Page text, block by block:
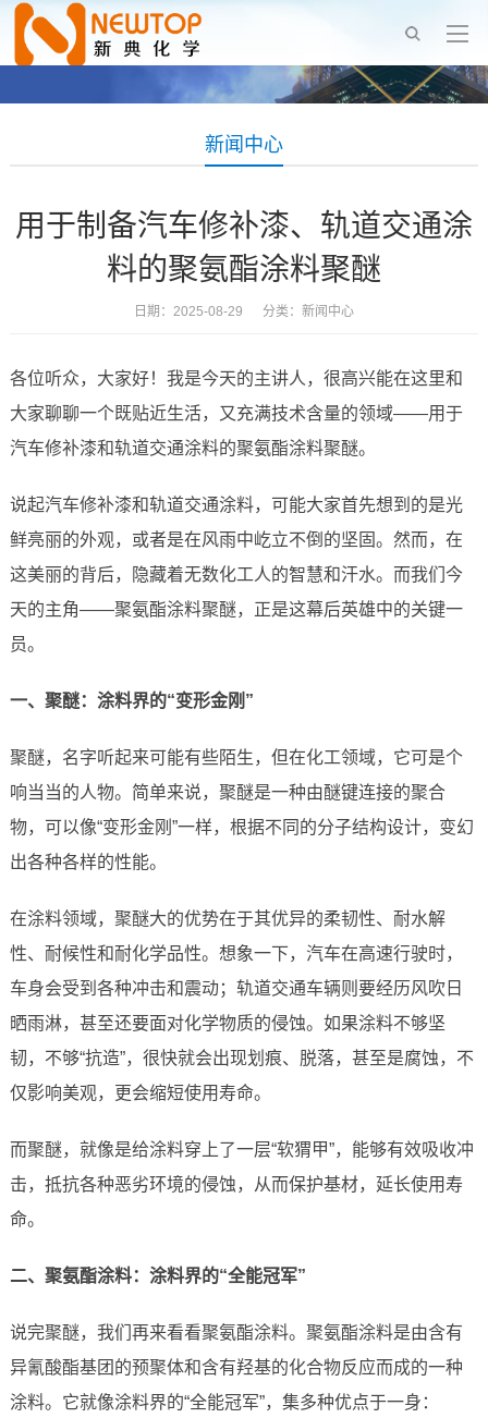
新闻中心
用于制备汽车修补漆、轨道交通涂
料的聚氨酯涂料聚醚
日期：2025-08-29 分类： 新闻中心
各位听众，大家好！我是今天的主讲人，很高兴能在这里和
大家聊聊一个既贴近生活，又充满技术含量的领域——用于
汽车修补漆和轨道交通涂料的聚氨酯涂料聚醚。
说起汽车修补漆和轨道交通涂料，可能大家首先想到的是光
鲜亮丽的外观，或者是在风雨中屹立不倒的坚固。然而，在
这美丽的背后，隐藏着无数化工人的智慧和汗水。而我们今
天的主角——聚氨酯涂料聚醚，正是这幕后英雄中的关键一
员。
一、聚醚：涂料界的“变形金刚”
聚醚，名字听起来可能有些陌生，但在化工领域，它可是个
响当当的人物。简单来说，聚醚是一种由醚键连接的聚合
物，可以像“变形金刚”一样，根据不同的分子结构设计，变幻
出各种各样的性能。
在涂料领域，聚醚大的优势在于其优异的柔韧性、耐水解
性、耐候性和耐化学品性。想象一下，汽车在高速行驶时，
车身会受到各种冲击和震动；轨道交通车辆则要经历风吹日
晒雨淋，甚至还要面对化学物质的侵蚀。如果涂料不够坚
韧，不够“抗造”，很快就会出现划痕、脱落，甚至是腐蚀，不
仅影响美观，更会缩短使用寿命。
而聚醚，就像是给涂料穿上了一层“软猬甲”，能够有效吸收冲
击，抵抗各种恶劣环境的侵蚀，从而保护基材，延长使用寿
命。
二、聚氨酯涂料：涂料界的“全能冠军”
说完聚醚，我们再来看看聚氨酯涂料。聚氨酯涂料是由含有
异氰酸酯基团的预聚体和含有羟基的化合物反应而成的一种
涂料。它就像涂料界的“全能冠军”，集多种优点于一身：